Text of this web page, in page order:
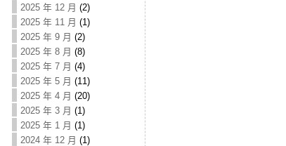
2025 年 12 月 (2)
2025 年 11 月 (1)
2025 年 9 月 (2)
2025 年 8 月 (8)
2025 年 7 月 (4)
2025 年 5 月 (11)
2025 年 4 月 (20)
2025 年 3 月 (1)
2025 年 1 月 (1)
2024 年 12 月 (1)